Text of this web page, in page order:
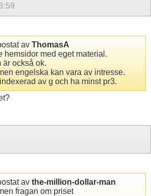
av ThomasA
hemsidor med eget material.
är också ok.
engelska kan vara av intresse.
av g och ha minst pr3.
av the-million-dollar-man
fragan om priset